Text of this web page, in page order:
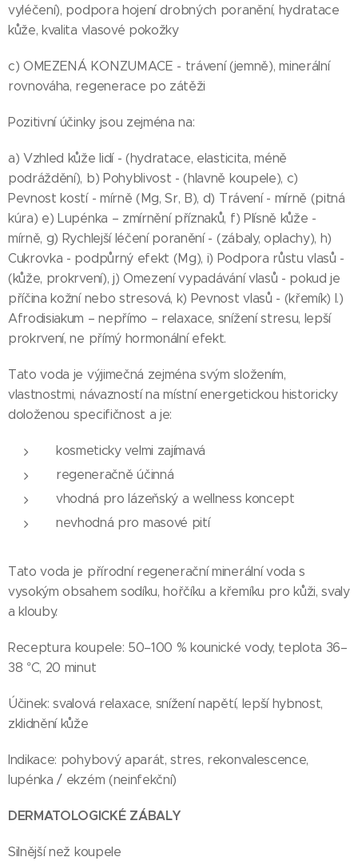
vyléčení), podpora hojení drobných poranění, hydratace
kůže, kvalita vlasové pokožky
c) OMEZENÁ KONZUMACE - trávení (jemně), minerální
rovnováha, regenerace po zátěži
Pozitivní účinky jsou zejména na:
a) Vzhled kůže lidí - (hydratace, elasticita, méně
podráždění), b) Pohyblivost - (hlavně koupele), c)
Pevnost kostí - mírně (Mg, Sr, B), d) Trávení - mírně (pitná
kúra) e) Lupénka – zmírnění příznaků, f) Plísně kůže -
mírně, g) Rychlejší léčení poranění - (zábaly, oplachy), h)
Cukrovka - podpůrný efekt (Mg), i) Podpora růstu vlasů -
(kůže, prokrvení), j) Omezení vypadávání vlasů - pokud je
příčina kožní nebo stresová, k) Pevnost vlasů - (křemík) l.)
Afrodisiakum – nepřímo – relaxace, snížení stresu, lepší
prokrvení, ne přímý hormonální efekt.
Tato voda je výjimečná zejména svým složením,
vlastnostmi, návazností na místní energetickou historicky
doloženou specifičnost a je:
kosmeticky velmi zajímavá
regeneračně účinná
vhodná pro lázeňský a wellness koncept
nevhodná pro masové pití
Tato voda je přírodní regenerační minerální voda s
vysokým obsahem sodíku, hořčíku a křemíku pro kůži, svaly
a klouby.
Receptura koupele: 50–100 % kounické vody, teplota 36–
38 °C, 20 minut
Účinek: svalová relaxace, snížení napětí, lepší hybnost,
zklidnění kůže
Indikace: pohybový aparát, stres, rekonvalescence,
lupénka / ekzém (neinfekční)
DERMATOLOGICKÉ ZÁBALY
Silnější než koupele